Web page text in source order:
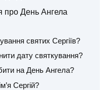
про День Ангела
святих Сергіїв?
дату святкування?
на День Ангела?
Сергій?